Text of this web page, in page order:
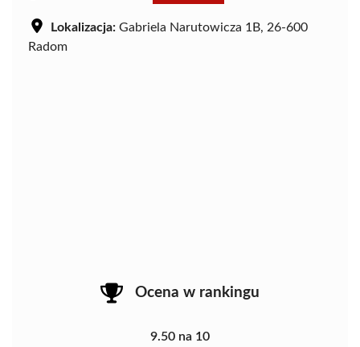
Lokalizacja: Gabriela Narutowicza 1B, 26-600
Radom
Ocena w rankingu
9.50 na 10